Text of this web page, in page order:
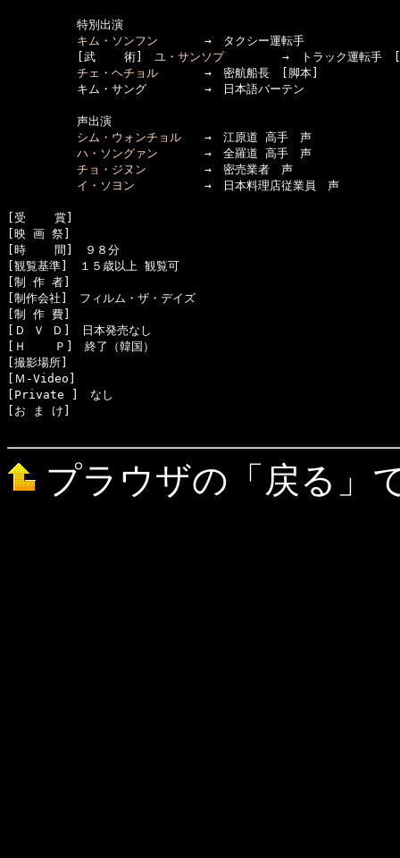
特別出演
キム・ソンフン →　タクシー運転手
[武    術] ユ・サンソプ →　トラック運転手　[
チェ・ヘチョル →　密航船長　[脚本]
キム・サング　　　　　→　日本語バーテン
声出演
シム・ウォンチョル →　江原道 高手　声
ハ・ソングァン →　全羅道 高手　声
チョ・ジヌン →　密売業者　声
イ・ソヨン →　日本料理店従業員　声
[受    賞]
[映 画 祭]
[時    間]　９８分
[観覧基準]　１５歳以上 観覧可
[制 作 者]
[制作会社]　フィルム・ザ・デイズ
[制 作 費]
[Ｄ Ｖ Ｄ]　日本発売なし
[Ｈ    Ｐ]　終了（韓国）
[撮影場所]
[Ｍ-Video]
[Private ]　なし
[お ま け]
プラウザの「戻る」